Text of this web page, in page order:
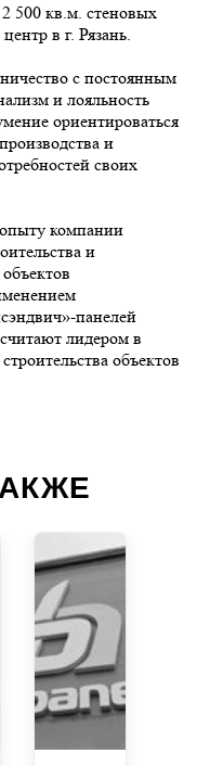
500 кв.м. стеновых
в г. Рязань.
с постоянным
и лояльность
ориентироваться
и
своих
компании
и
панелей
лидером в
объектов